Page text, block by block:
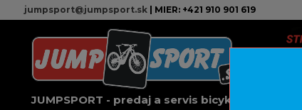
jumpsport@jumpsport.sk| MIER: +421 910 901 619
JUMPSPORT - predaj a servis bicyklov